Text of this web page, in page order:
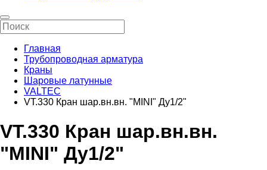
Главная
Трубопроводная арматура
Краны
Шаровые латунные
VALTEC
VT.330 Кран шар.вн.вн. "МINI" Ду1/2"
VT.330 Кран шар.вн.вн.
"МINI" Ду1/2"